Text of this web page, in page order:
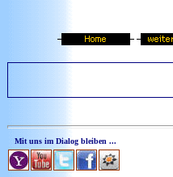
Mit uns im Dialog bleiben ...